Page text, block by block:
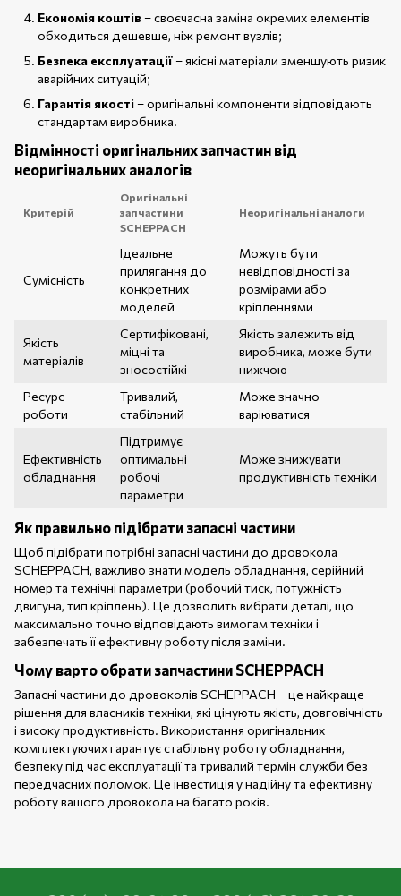
Економія коштів – своєчасна заміна окремих елементів
обходиться дешевше, ніж ремонт вузлів;
Безпека експлуатації– якісні матеріали зменшують ризик
аварійних ситуацій;
Гарантія якості– оригінальні компоненти відповідають
стандартам виробника.
Відмінності оригінальних запчастин від
неоригінальних аналогів
Критерій
Оригінальні
запчастини
SCHEPPACH
Неоригінальні аналоги
Сумісність
Ідеальне
прилягання до
конкретних
моделей
Можуть бути
невідповідності за
розмірами або
кріпленнями
Якість
матеріалів
Сертифіковані,
міцні та
зносостійкі
Якість залежить від
виробника, може бути
нижчою
Ресурс
роботи
Тривалий,
стабільний
Може значно
варіюватися
Ефективність
обладнання
Підтримує
оптимальні
робочі
параметри
Може знижувати
продуктивність техніки
Як правильно підібрати запасні частини
Щоб підібрати потрібні запасні частини до дровокола
SCHEPPACH, важливо знати модель обладнання, серійний
номер та технічні параметри (робочий тиск, потужність
двигуна, тип кріплень). Це дозволить вибрати деталі, що
максимально точно відповідають вимогам техніки і
забезпечать її ефективну роботу після заміни.
Чому варто обрати запчастини SCHEPPACH
Запасні частини до дровоколів SCHEPPACH – це найкраще
рішення для власників техніки, які цінують якість, довговічність
і високу продуктивність. Використання оригінальних
комплектуючих гарантує стабільну роботу обладнання,
безпеку під час експлуатації та тривалий термін служби без
передчасних поломок. Це інвестиція у надійну та ефективну
роботу вашого дровокола на багато років.